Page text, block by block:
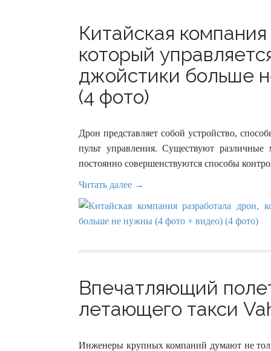
Китайская
который
джойстики больше
(4 фото)
Дрон представляет собой устройство,
пульт управления. Существуют
постоянно совершенствуются способы
Читать далее →
Впечатляющий
летающего такси
Инженеры крупных компаний думают не